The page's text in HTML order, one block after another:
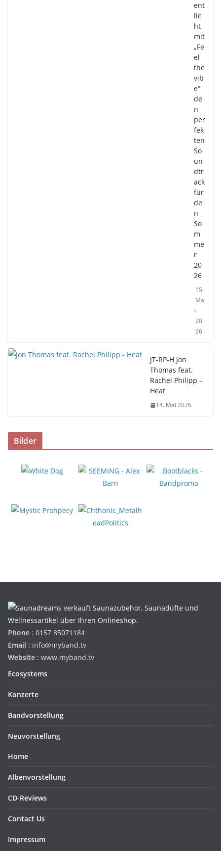
ent
lic
ht
mit
„Fe
el
the
vib
e“
de
n
per
fek
ten
So
un
dtr
ack
für
de
n
So
m
me
r
20
26
15.
Ma
i
20
26
JT-RP-H Jon
Thomas feat.
Rachel Philipp –
Heat
14. Mai 2026
Bilder
Phone : 0157 85071184
Email : info@myband.tv
Website : www.myband.tv
Ecosystems
Konzerte
Bandvorstellung
Neuvorstellung
Home
Albenvorstellung
CD-Reviews
Contact Us
Impressum